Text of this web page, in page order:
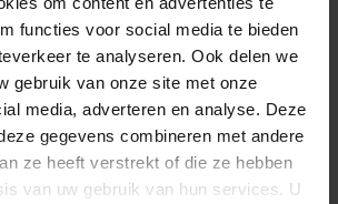
functies voor social media te bieden
te analyseren. Ook delen we
gebruik van onze site met onze
media, adverteren en analyse. Deze
gegevens combineren met andere
ze heeft verstrekt of die ze hebben
van uw gebruik van hun services. U